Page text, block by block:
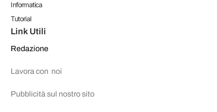
Informatica
Tutorial
Link Utili
Redazione
Lavora con noi
Pubblicità sul nostro sito